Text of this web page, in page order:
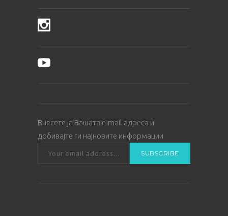
Внесете ја Вашата е-mail адреса и
добивајте ги најновите информации